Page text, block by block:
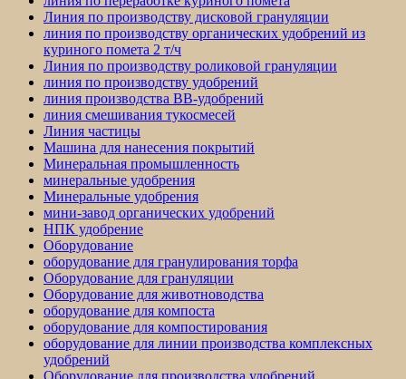
Линия по производству дисковой грануляции
линия по производству органических удобрений из
куриного помета 2 т/ч
Линия по производству роликовой грануляции
линия по производству удобрений
линия производства BB-удобрений
линия смешивания тукосмесей
Линия частицы
Машина для нанесения покрытий
Минеральная промышленность
минеральные удобрения
Минеральные удобрения
мини-завод органических удобрений
НПК удобрение
Оборудование
оборудование для гранулирования торфа
Оборудование для грануляции
Оборудование для животноводства
оборудование для компоста
оборудование для компостирования
оборудование для линии производства комплексных
удобрений